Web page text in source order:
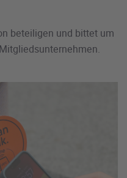
beteiligen und bittet um